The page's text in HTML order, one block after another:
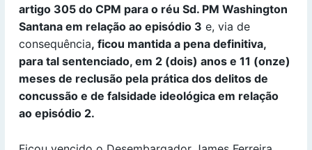
artigo 305 do CPM para o réu Sd. PM Washington
Santana em relação ao episódio 3 e, via de
consequência, ficou mantida a pena definitiva,
para tal sentenciado, em 2 (dois) anos e 11 (onze)
meses de reclusão pela prática dos delitos de
concussão e de falsidade ideológica em relação
ao episódio 2.